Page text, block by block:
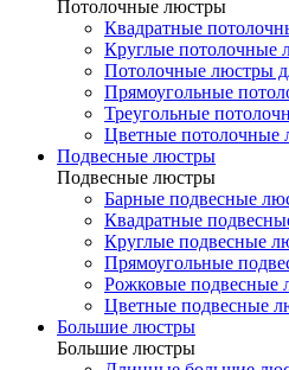
Потолочные люстры
Квадратные
Круглые потолочные
Потолочные люстры
Прямоугольные
Треугольные
Цветные потолочные
Подвесные люстры
Подвесные люстры
Барные подвесные
Квадратные
Круглые подвесные
Прямоугольные
Рожковые подвесные
Цветные подвесные
Большие люстры
Большие люстры